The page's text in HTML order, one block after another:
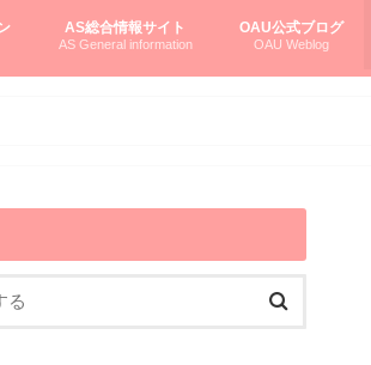
AS総合情報サイト
AS General information
OAU公式ブログ
OAU Weblog